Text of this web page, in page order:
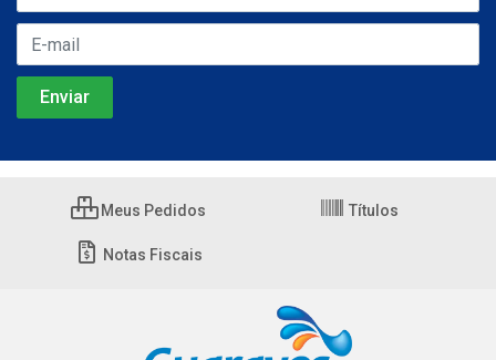
Meus Pedidos Títulos
Notas Fiscais